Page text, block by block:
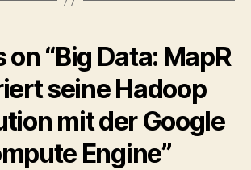
on “Big Data: MapR
seine Hadoop
mit der Google
Engine”